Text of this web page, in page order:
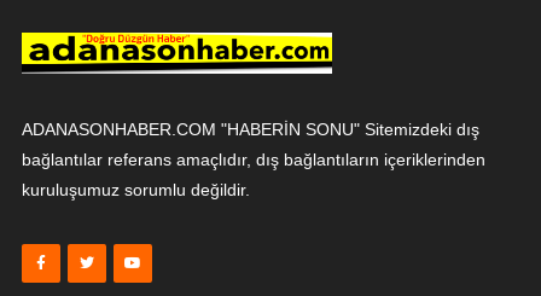
ADANASONHABER.COM "HABERİN SONU" Sitemizdeki dış
bağlantılar referans amaçlıdır, dış bağlantıların içeriklerinden
kuruluşumuz sorumlu değildir.